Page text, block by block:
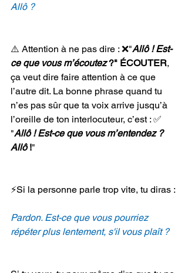
Allô ?
⚠️ Attention à ne pas dire : ❌"Allô ! Est-
ce que vous m’écoutez ?" ÉCOUTER,
ça veut dire faire attention à ce que
l’autre dit. La bonne phrase quand tu
n’es pas sûr que ta voix arrive jusqu’à
l’oreille de ton interlocuteur, c’est : ✅
"Allô ! Est-ce que vous m’entendez ?
Allô !"
⚡Si la personne parle trop vite, tu diras :
Pardon. Est-ce que vous pourriez
répéter plus lentement, s'il vous plaît ?